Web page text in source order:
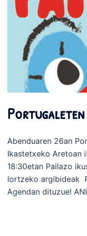
Abenduaren 26an
Ikastetxeko Aretoan
18:30etan Pailazo
lortzeko argibideak
Agendan dituzue!